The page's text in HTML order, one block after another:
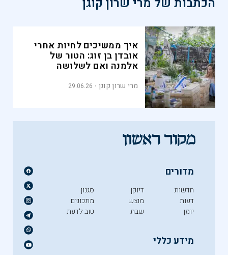
איך ממשיכים לחיות אחרי
אובדן בן זוג: הטור של
אלמנה ואם לשלושה
מרי שרון קוגן 29.06.26
מדורים
חדשות
דעות
יומן
דיוקן
מוצש
שבת
סגנון
מתכונים
טוב לדעת
מידע כללי